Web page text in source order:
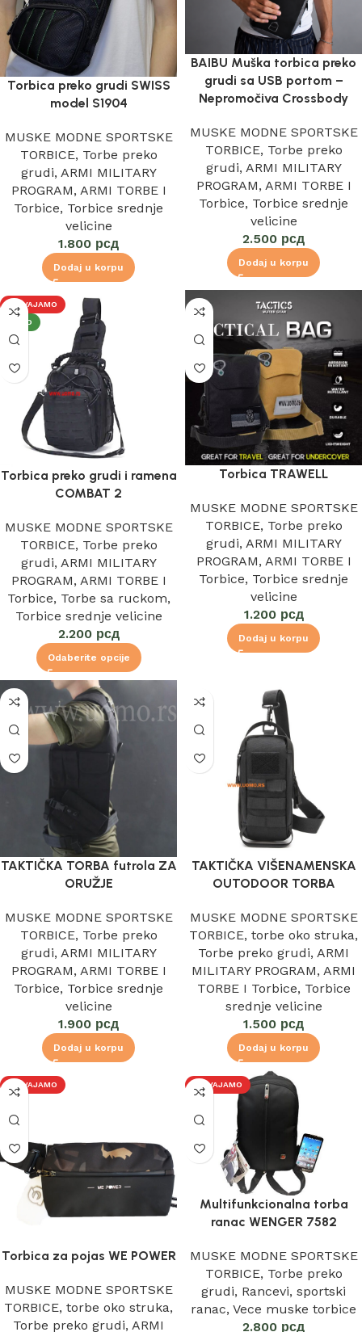
Torbica preko grudi SWISS
model S1904
MUSKE MODNE SPORTSKE
TORBICE, Torbe preko
grudi, ARMI MILITARY
PROGRAM, ARMI TORBE I
Torbice, Torbice srednje
velicine
1.800 рсд
Dodaj u korpu
BAIBU Muška torbica preko
grudi sa USB portom –
Nepromočiva Crossbody
MUSKE MODNE SPORTSKE
TORBICE, Torbe preko
grudi, ARMI MILITARY
PROGRAM, ARMI TORBE I
Torbice, Torbice srednje
velicine
2.500 рсд
Dodaj u korpu
IZDVAJAMO
NOVO
Torbica preko grudi i ramena
COMBAT 2
MUSKE MODNE SPORTSKE
TORBICE, Torbe preko
grudi, ARMI MILITARY
PROGRAM, ARMI TORBE I
Torbice, Torbe sa ruckom,
Torbice srednje velicine
2.200 рсд
Odaberite opcije
Torbica TRAWELL
MUSKE MODNE SPORTSKE
TORBICE, Torbe preko
grudi, ARMI MILITARY
PROGRAM, ARMI TORBE I
Torbice, Torbice srednje
velicine
1.200 рсд
Dodaj u korpu
TAKTIČKA TORBA futrola ZA
ORUŽJE
MUSKE MODNE SPORTSKE
TORBICE, Torbe preko
grudi, ARMI MILITARY
PROGRAM, ARMI TORBE I
Torbice, Torbice srednje
velicine
1.900 рсд
Dodaj u korpu
TAKTIČKA VIŠENAMENSKA
OUTODOOR TORBA
MUSKE MODNE SPORTSKE
TORBICE, torbe oko struka,
Torbe preko grudi, ARMI
MILITARY PROGRAM, ARMI
TORBE I Torbice, Torbice
srednje velicine
1.500 рсд
Dodaj u korpu
IZDVAJAMO
Torbica za pojas WE POWER
MUSKE MODNE SPORTSKE
TORBICE, torbe oko struka,
Torbe preko grudi, ARMI
IZDVAJAMO
Multifunkcionalna torba
ranac WENGER 7582
MUSKE MODNE SPORTSKE
TORBICE, Torbe preko
grudi, Rancevi, sportski
ranac, Vece muske torbice
2.800 рсд